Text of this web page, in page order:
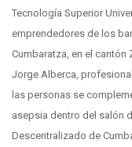
Tecnología Superior
emprendedores de los
Cumbaratza, en el cantón
Jorge Alberca,
las personas se
asepsia dentro del salón
Descentralizado de